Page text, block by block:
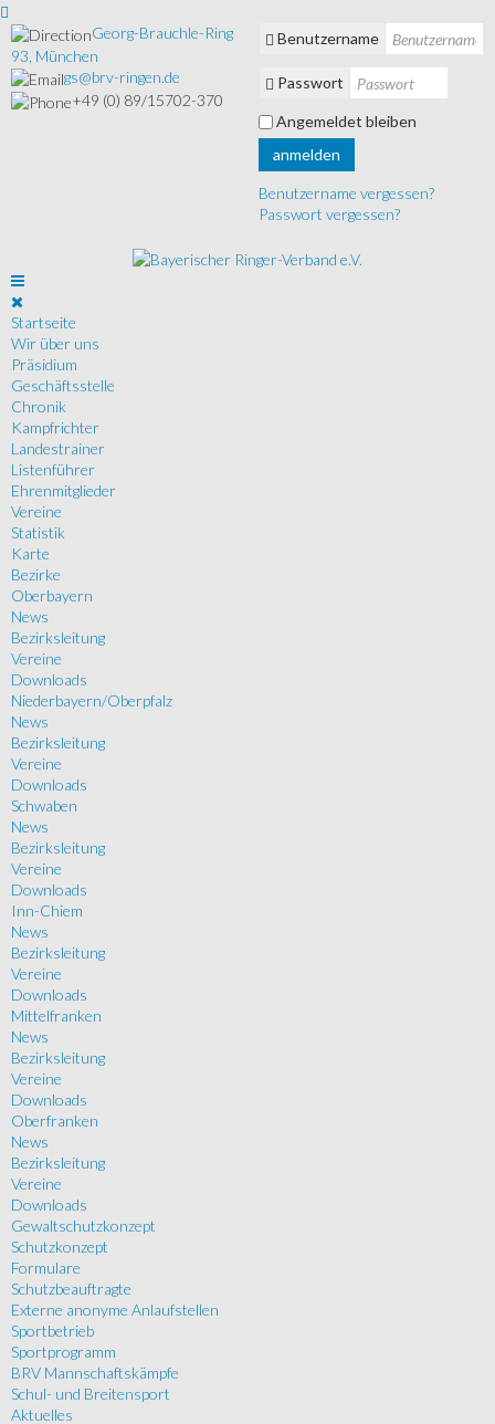
Georg-Brauchle-Ring
93, München
gs@brv-ringen.de
+49 (0) 89/15702-370
Benutzername
Passwort
Angemeldet bleiben
anmelden
Benutzername vergessen?
Passwort vergessen?
Startseite
Wir über uns
Präsidium
Geschäftsstelle
Chronik
Kampfrichter
Landestrainer
Listenführer
Ehrenmitglieder
Vereine
Statistik
Karte
Bezirke
Oberbayern
News
Bezirksleitung
Vereine
Downloads
Niederbayern/Oberpfalz
News
Bezirksleitung
Vereine
Downloads
Schwaben
News
Bezirksleitung
Vereine
Downloads
Inn-Chiem
News
Bezirksleitung
Vereine
Downloads
Mittelfranken
News
Bezirksleitung
Vereine
Downloads
Oberfranken
News
Bezirksleitung
Vereine
Downloads
Gewaltschutzkonzept
Schutzkonzept
Formulare
Schutzbeauftragte
Externe anonyme Anlaufstellen
Sportbetrieb
Sportprogramm
BRV Mannschaftskämpfe
Schul- und Breitensport
Aktuelles